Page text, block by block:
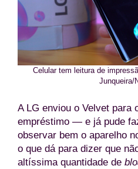
Celular tem leitura de
Junqueira/
A LG enviou o Velvet
empréstimo — e já pude
observar bem o aparelho
o que dá para dizer que
altíssima quantidade de